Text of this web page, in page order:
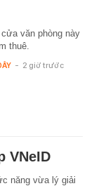
văn phòng này
thuê.
- 2 giờ trước
VNeID
năng vừa lý giải